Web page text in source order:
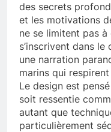
des secrets
et les motivations
ne se limitent pas
s’inscrivent dans le
une narration
marins qui
Le design est
soit ressentie
autant que
particulièrement